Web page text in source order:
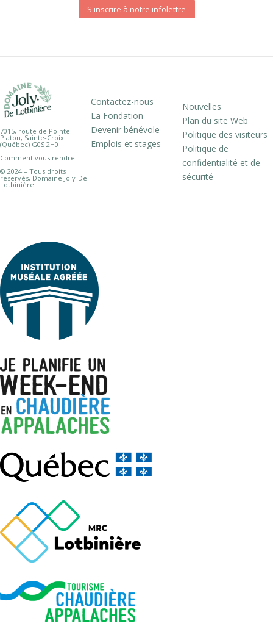
S'inscrire à notre infolettre
7015, route de Pointe
Platon, Sainte-Croix
(Québec) G0S 2H0
Comment vous rendre
© 2024 – Tous droits
réservés, Domaine Joly-De
Lotbinière
Contactez-nous
La Fondation
Devenir bénévole
Emplois et stages
Nouvelles
Plan du site Web
Politique des visiteurs
Politique de
confidentialité et de
sécurité